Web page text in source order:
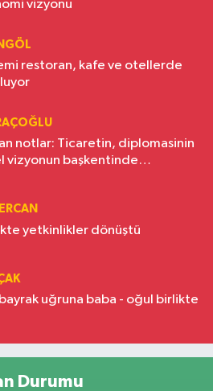
vizyonu
restoran, kafe ve otellerde
notlar: Ticaretin, diplomasinin
vizyonun başkentinde
yetkinlikler dönüştü
uğruna baba - oğul birlikte
Durumu